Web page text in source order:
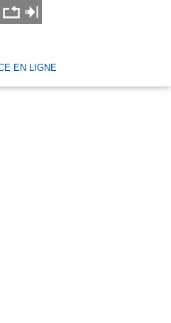
EN LIGNE